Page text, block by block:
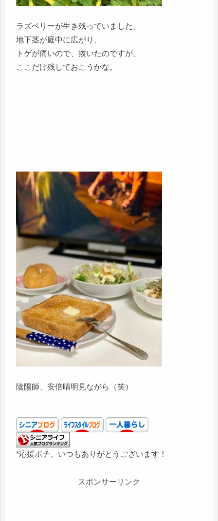
ラズベリーが生き残っていました。
地下茎が庭中に広がり、
トゲが痛いので、抜いたのですが、
ここだけ残しておこうかな。
陰陽師、安倍晴明見ながら（笑）
*応援ポチ、いつもありがとうございます！
スポンサーリンク